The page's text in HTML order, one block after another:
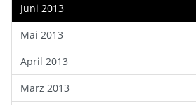
Juni 2013
Mai 2013
April 2013
März 2013